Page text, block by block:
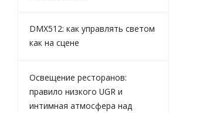
DMX512: как управлять светом
как на сцене
Освещение ресторанов:
правило низкого UGR и
интимная атмосфера над